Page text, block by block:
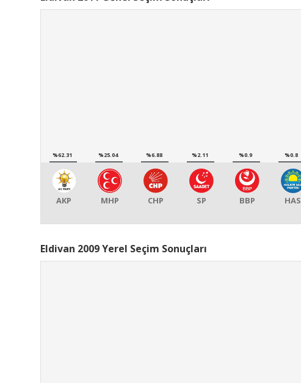
%62.31
AKP
%25.04
MHP
%6.88
CHP
%2.11
SP
%0.9
BBP
%0.8
HAS
Eldivan 2009 Yerel Seçim Sonuçları